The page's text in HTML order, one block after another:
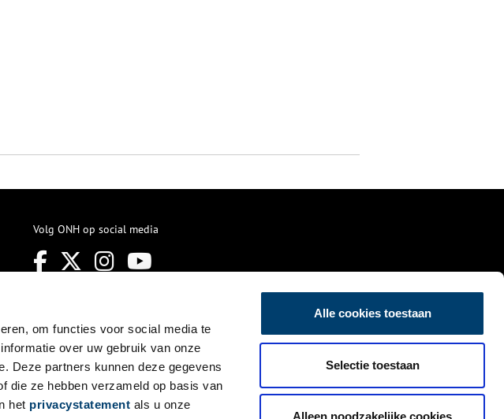
om functies voor social media te
over uw gebruik van onze
Deze partners kunnen deze gegevens
die ze hebben verzameld op basis van
het privacystatement als u onze
Alle cookies toestaan
Selectie toestaan
Alleen noodzakelijke cookies
Volg ONH op social media